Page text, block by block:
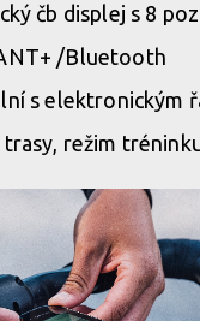
čb displej s 8
/Bluetooth
s elektronickým
režim